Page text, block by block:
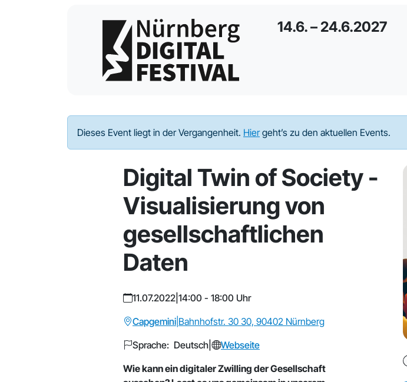
14.6. – 24.6.2027
Dieses Event liegt in der Vergangenheit. Hiergeht’s zu den aktuellen Events.
Digital Twin of Society -
Visualisierung von
gesellschaftlichen
Daten
11.07.2022 14:00 - 18:00 Uhr
Capgemini Bahnhofstr. 30 30, 90402 Nürnberg
Sprache: Deutsch
Webseite
Wie kann ein digitaler Zwilling der Gesellschaft